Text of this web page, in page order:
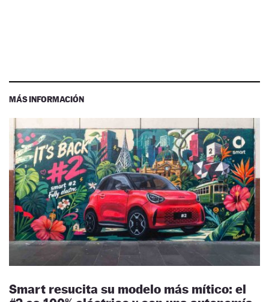
MÁS INFORMACIÓN
Smart resucita su modelo más mítico: el